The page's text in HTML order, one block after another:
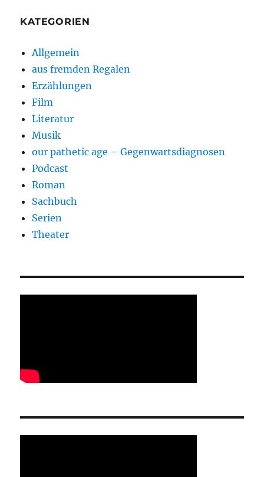
KATEGORIEN
Allgemein
aus fremden Regalen
Erzählungen
Film
Literatur
Musik
our pathetic age – Gegenwartsdiagnosen
Podcast
Roman
Sachbuch
Serien
Theater